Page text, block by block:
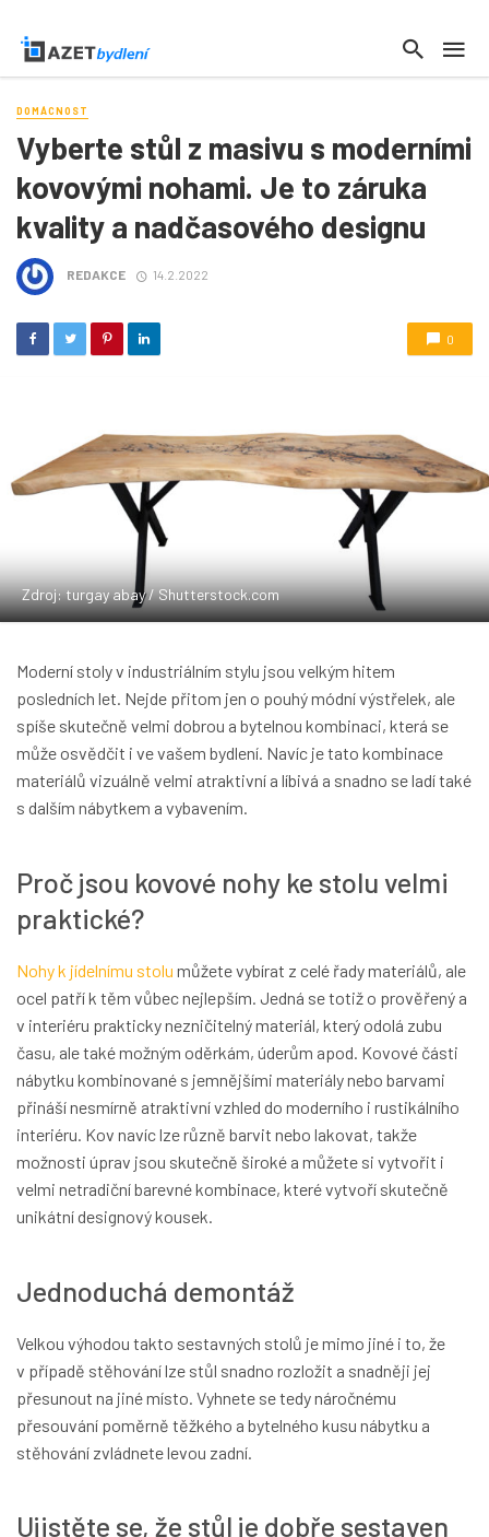
DOMÁCNOST
Vyberte stůl z masivu s moderními
kovovými nohami. Je to záruka
kvality a nadčasového designu
REDAKCE 14.2.2022
0
Zdroj: turgay abay / Shutterstock.com
Moderní stoly v industriálním stylu jsou velkým hitem
posledních let. Nejde přitom jen o pouhý módní výstřelek, ale
spíše skutečně velmi dobrou a bytelnou kombinaci, která se
může osvědčit i ve vašem bydlení. Navíc je tato kombinace
materiálů vizuálně velmi atraktivní a líbivá a snadno se ladí také
s dalším nábytkem a vybavením.
Proč jsou kovové nohy ke stolu velmi
praktické?
Nohy k jídelnímu stolu můžete vybírat z celé řady materiálů, ale
ocel patří k těm vůbec nejlepším. Jedná se totiž o prověřený a
v interiéru prakticky nezničitelný materiál, který odolá zubu
času, ale také možným oděrkám, úderům apod. Kovové části
nábytku kombinované s jemnějšími materiály nebo barvami
přináší nesmírně atraktivní vzhled do moderního i rustikálního
interiéru. Kov navíc lze různě barvit nebo lakovat, takže
možnosti úprav jsou skutečně široké a můžete si vytvořit i
velmi netradiční barevné kombinace, které vytvoří skutečně
unikátní designový kousek.
Jednoduchá demontáž
Velkou výhodou takto sestavných stolů je mimo jiné i to, že
v případě stěhování lze stůl snadno rozložit a snadněji jej
přesunout na jiné místo. Vyhnete se tedy náročnému
přesouvání poměrně těžkého a bytelného kusu nábytku a
stěhování zvládnete levou zadní.
Ujistěte se, že stůl je dobře sestaven